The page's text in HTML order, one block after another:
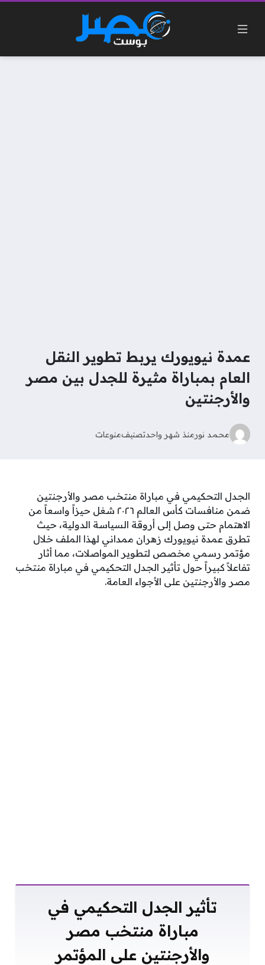
عمدة نيويورك يربط تطوير النقل
العام بمباراة مثيرة للجدل بين مصر
والأرجنتين
محمد نورمنذ شهر واحدتصنيفمنوعات
الجدل التحكيمي في مباراة منتخب مصر والأرجنتين
ضمن منافسات كأس العالم ٢٠٢٦ شغل حيزاً واسعاً من
الاهتمام حتى وصل إلى أروقة السياسة الدولية، حيث
تطرق عمدة نيويورك زهران ممداني لهذا الملف خلال
مؤتمر رسمي مخصص لتطوير المواصلات، مما أثار
تفاعلاً كبيراً حول تأثير الجدل التحكيمي في مباراة منتخب
مصر والأرجنتين على الأجواء العامة.
تأثير الجدل التحكيمي في
مباراة منتخب مصر
والأرجنتين على المؤتمر